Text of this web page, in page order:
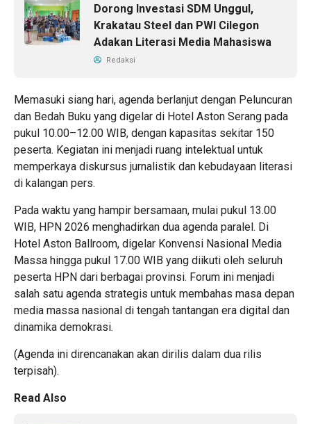
Dorong Investasi SDM Unggul,
Krakatau Steel dan PWI Cilegon
Adakan Literasi Media Mahasiswa
Redaksi
Memasuki siang hari, agenda berlanjut dengan Peluncuran
dan Bedah Buku yang digelar di Hotel Aston Serang pada
pukul 10.00–12.00 WIB, dengan kapasitas sekitar 150
peserta. Kegiatan ini menjadi ruang intelektual untuk
memperkaya diskursus jurnalistik dan kebudayaan literasi
di kalangan pers.
Pada waktu yang hampir bersamaan, mulai pukul 13.00
WIB, HPN 2026 menghadirkan dua agenda paralel. Di
Hotel Aston Ballroom, digelar Konvensi Nasional Media
Massa hingga pukul 17.00 WIB yang diikuti oleh seluruh
peserta HPN dari berbagai provinsi. Forum ini menjadi
salah satu agenda strategis untuk membahas masa depan
media massa nasional di tengah tantangan era digital dan
dinamika demokrasi.
(Agenda ini direncanakan akan dirilis dalam dua rilis
terpisah).
Read Also